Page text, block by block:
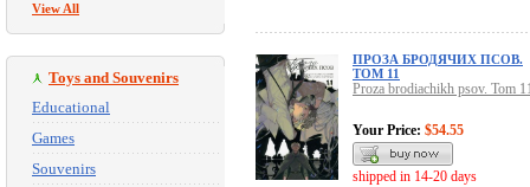
View All
Toys and Souvenirs
Educational
Games
Souvenirs
ПРОЗА БРОДЯЧИХ ПСОВ.
ТОМ 11
Proza brodiachikh psov. Tom
Your Price: $54.55
shipped in 14-20 days